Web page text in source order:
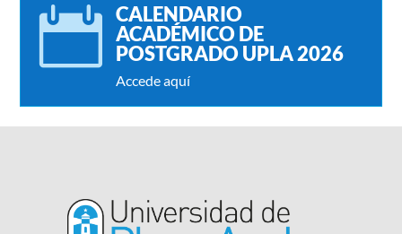
 CALENDARIO
ACADÉMICO DE
POSTGRADO UPLA 2026
Accede aquí